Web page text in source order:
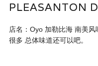
PLEASANTON
店名：Oyo 加勒比海 南美
很多 总体味道还可以吧。